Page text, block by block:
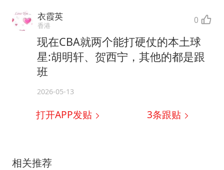
衣霞英
香港 0
现在CBA就两个能打硬仗的本土球
星:胡明轩、贺西宁，其他的都是跟
班
2026-05-13
打开APP发贴 3条跟贴
相关推荐